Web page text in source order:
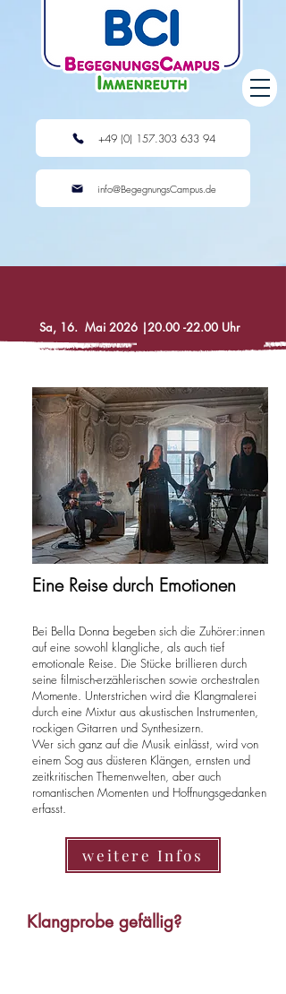
+49 (0) 157.303 633 94
info@BegegnungsCampus.de
Sa, 16. Mai 2026 |20.00 -22.00 Uhr
Eine Reise durch Emotionen
Bei Bella Donna begeben sich die Zuhörer:innen
auf eine sowohl klangliche, als auch tief
emotionale Reise. Die Stücke brillieren durch
seine filmisch-erzählerischen sowie orchestralen
Momente. Unterstrichen wird die Klangmalerei
durch eine Mixtur aus akustischen Instrumenten,
rockigen Gitarren und Synthesizern.
Wer sich ganz auf die Musik einlässt, wird von
einem Sog aus düsteren Klängen, ernsten und
zeitkritischen Themenwelten, aber auch
romantischen Momenten und Hoffnungsgedanken
erfasst.
weitere Infos
Klangprobe gefällig?